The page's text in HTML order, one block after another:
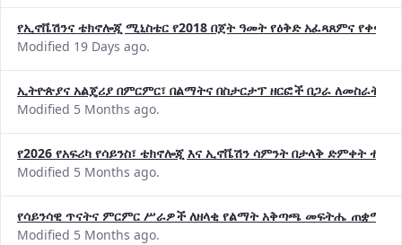
የኢኖቬሽንና ቴክኖሎጂ ሚኒስቴር የ2018 በጀት ዓመት የዕቅድ አፈጻጸምና
Modified 19 Days ago.
ኢትዮጵያና አልጄሪያ በምርምር፣ በልማትና በስታርታፕ ዘርፎች በጋራ ለመስራት
Modified 5 Months ago.
የ2026 የአፍሪካ የሳይንስ፣ ቴክኖሎጂ እና ኢኖቬሽን ሳምንት በታላቅ ድምቀት
Modified 5 Months ago.
የሳይንሳዊ ጥናትና ምርምር ሥራዎች ለዘላቂ የልማት አቅጣጫ መፍትሔ ጠቋሚ
Modified 5 Months ago.